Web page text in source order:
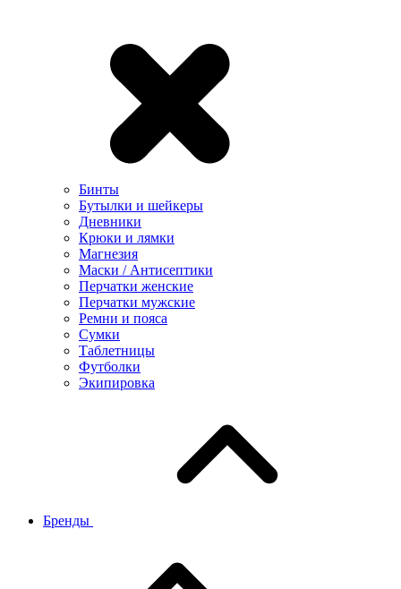
Бинты
Бутылки и шейкеры
Дневники
Крюки и лямки
Магнезия
Маски / Антисептики
Перчатки женские
Перчатки мужские
Ремни и пояса
Сумки
Таблетницы
Футболки
Экипировка
Бренды